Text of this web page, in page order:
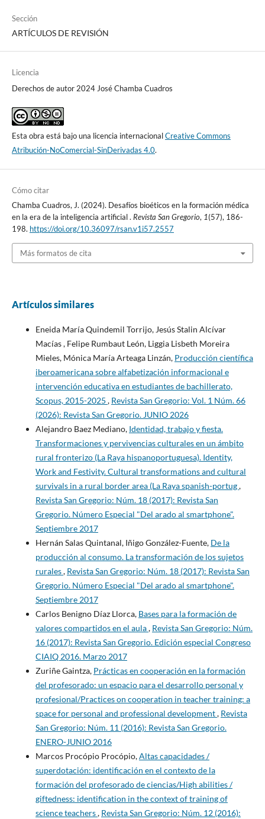
Sección
ARTÍCULOS DE REVISIÓN
Licencia
Derechos de autor 2024 José Chamba Cuadros
Esta obra está bajo una licencia internacionalCreative Commons
Atribución-NoComercial-SinDerivadas 4.0.
Cómo citar
Chamba Cuadros, J. (2024). Desafíos bioéticos en la formación médica
en la era de la inteligencia artificial . Revista San Gregorio, 1(57), 186-
198. https://doi.org/10.36097/rsan.v1i57.2557
Más formatos de cita
Artículos similares
Eneida María Quindemil Torrijo, Jesús Stalin Alcívar
Macías , Felipe Rumbaut León, Liggia Lisbeth Moreira
Mieles, Mónica María Arteaga Linzán, Producción científica
iberoamericana sobre alfabetización informacional e
intervención educativa en estudiantes de bachillerato,
Scopus, 2015-2025 , Revista San Gregorio: Vol. 1 Núm. 66
(2026): Revista San Gregorio. JUNIO 2026
Alejandro Baez Mediano, Identidad, trabajo y fiesta.
Transformaciones y pervivencias culturales en un ámbito
rural fronterizo (La Raya hispanoportuguesa). Identity,
Work and Festivity. Cultural transformations and cultural
survivals in a rural border area (La Raya spanish-portug,
Revista San Gregorio: Núm. 18 (2017): Revista San
Gregorio. Número Especial "Del arado al smartphone".
Septiembre 2017
Hernán Salas Quintanal, Iñigo González-Fuente, De la
producción al consumo. La transformación de los sujetos
rurales, Revista San Gregorio: Núm. 18 (2017): Revista San
Gregorio. Número Especial "Del arado al smartphone".
Septiembre 2017
Carlos Benigno Díaz Llorca, Bases para la formación de
valores compartidos en el aula, Revista San Gregorio: Núm.
16 (2017): Revista San Gregorio. Edición especial Congreso
CIAIQ 2016. Marzo 2017
Zuriñe Gaintza, Prácticas en cooperación en la formación
del profesorado: un espacio para el desarrollo personal y
profesional/Practices on cooperation in teacher training: a
space for personal and professional development, Revista
San Gregorio: Núm. 11 (2016): Revista San Gregorio.
ENERO-JUNIO 2016
Marcos Procópio Procópio,Altas capacidades /
superdotación: identificación en el contexto de la
formación del profesorado de ciencias/High abilities /
giftedness: identification in the context of training of
science teachers, Revista San Gregorio: Núm. 12 (2016):